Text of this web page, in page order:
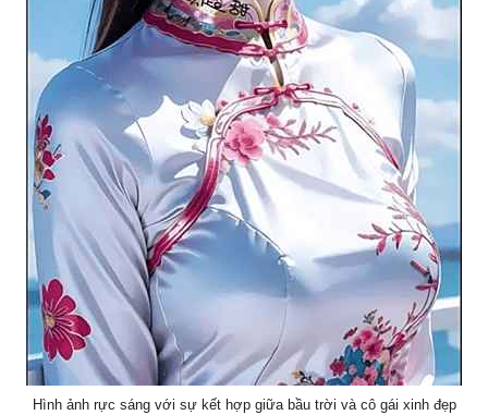
Hình ảnh rực sáng với sự kết hợp giữa bầu trời và cô gái xinh đẹp